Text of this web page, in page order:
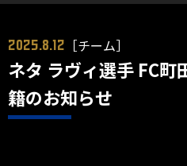
2025.8.12 ［チーム］
ネタ ラヴィ選手 FC町
籍のお知らせ